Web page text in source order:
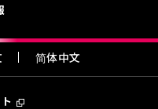
简体中文